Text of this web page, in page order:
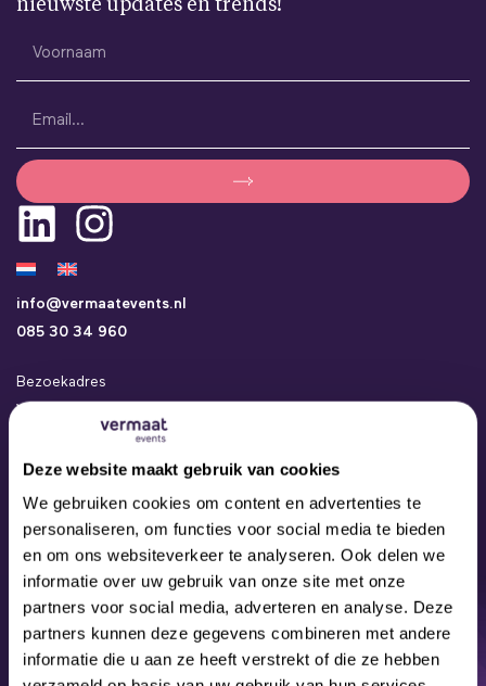
Deze website maakt gebruik van cookies
We gebruiken cookies om content en advertenties te
personaliseren, om functies voor social media te bieden
en om ons websiteverkeer te analyseren. Ook delen we
informatie over uw gebruik van onze site met onze
partners voor social media, adverteren en analyse. Deze
partners kunnen deze gegevens combineren met andere
informatie die u aan ze heeft verstrekt of die ze hebben
nieuwste updates en trends!
info@vermaatevents.nl
085 30 34 960
Bezoekadres
Vermaat Events
Kamerlingh Onneslaan 24a
3401 MZ IJsselstein
Contact
Ons Team